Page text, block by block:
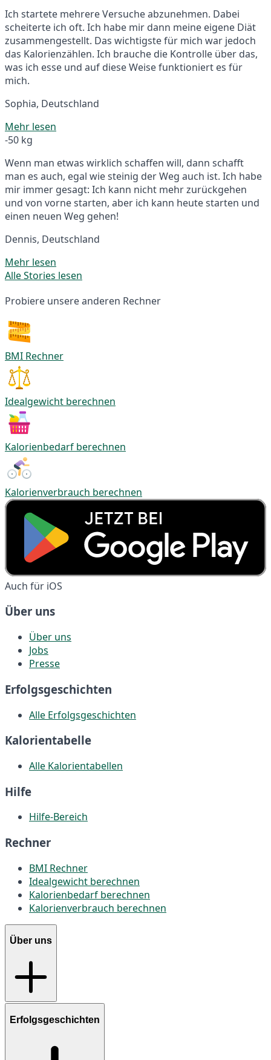
Ich startete mehrere Versuche abzunehmen. Dabei
scheiterte ich oft. Ich habe mir dann meine eigene Diät
zusammengestellt. Das wichtigste für mich war jedoch
das Kalorienzählen. Ich brauche die Kontrolle über das,
was ich esse und auf diese Weise funktioniert es für
mich.
Sophia, Deutschland
Mehr lesen
-50 kg
Wenn man etwas wirklich schaffen will, dann schafft
man es auch, egal wie steinig der Weg auch ist. Ich habe
mir immer gesagt: Ich kann nicht mehr zurückgehen
und von vorne starten, aber ich kann heute starten und
einen neuen Weg gehen!
Dennis, Deutschland
Mehr lesen
Alle Stories lesen
Probiere unsere anderen Rechner
BMI Rechner
Idealgewicht berechnen
Kalorienbedarf berechnen
Kalorienverbrauch berechnen
Auch für iOS
Über uns
Über uns
Jobs
Presse
Erfolgsgeschichten
Alle Erfolgsgeschichten
Kalorientabelle
Alle Kalorientabellen
Hilfe
Hilfe-Bereich
Rechner
BMI Rechner
Idealgewicht berechnen
Kalorienbedarf berechnen
Kalorienverbrauch berechnen
Über uns
Erfolgsgeschichten